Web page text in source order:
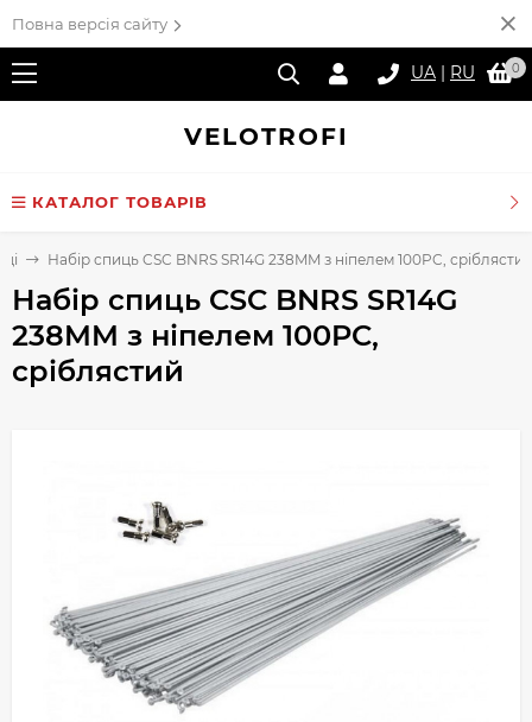
Повна версія сайту
UA | RU 0
VELOTROFI
КАТАЛОГ ТОВАРІВ
Набір спиць CSC BNRS SR14G 238MM з ніпелем 100PC, сріблястий
Набір спиць CSC BNRS SR14G
238MM з ніпелем 100PC,
сріблястий